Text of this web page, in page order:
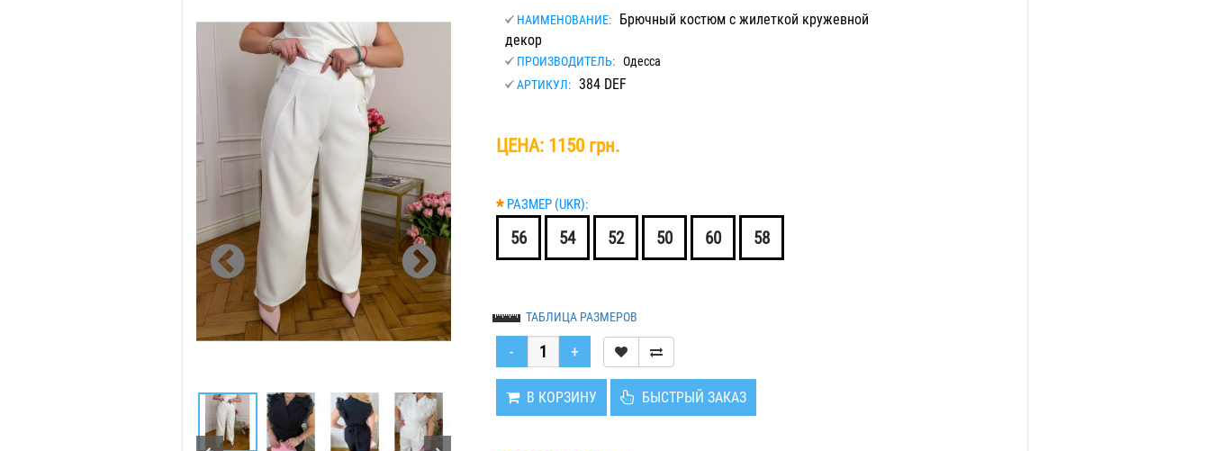
НАИМЕНОВАНИЕ:
Брючный костюм с жилеткой кружевной
декор
ПРОИЗВОДИТЕЛЬ: Одесса
АРТИКУЛ: 384 DEF
ЦЕНА: 1150 грн.
* РАЗМЕР (UKR):
56 54 52 50 60 58
ТАБЛИЦА РАЗМЕРОВ
В КОРЗИНУ БЫСТРЫЙ ЗАКАЗ